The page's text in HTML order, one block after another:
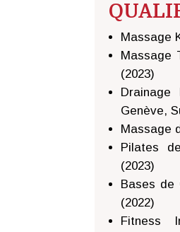
Massage
Massage
(2023)
Drainage
Genève,
Massage
Pilates
(2023)
Bases de
(2022)
Fitness